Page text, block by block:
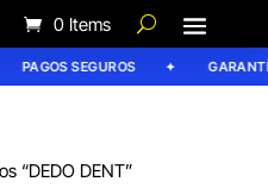
0 Items
PAGOS SEGUROS
“DEDO DENT”